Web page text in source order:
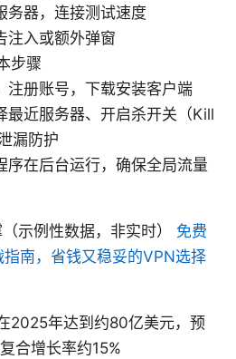
务器，连接测试速度
注入或额外弹窗
步骤
注册账号，下载安装客户端
最近服务器、开启杀开关（Kill
漏防护
序在后台运行，确保全局流量
示例性数据，非实时） 免费
南，省钱又稳妥的VPN选择
2025年达到约80亿美元，预
合增长率约15%